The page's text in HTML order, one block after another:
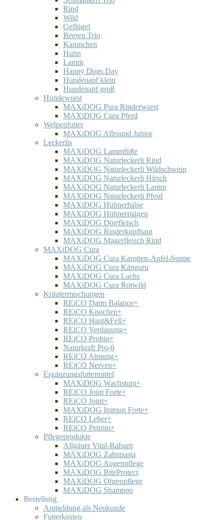
Rind
Wild
Geflügel
Beeren Trio
Kaninchen
Huhn
Lamm
Happy Dogs Day
Hundenapf klein
Hundenapf groß
Hundewurst
MAXiDOG Pura Rinderwurst
MAXiDOG Cura Pferd
Welpenfutter
MAXiDOG Allround Junior
Leckerlis
MAXiDOG Lammfüße
MAXiDOG Naturleckerli Rind
MAXiDOG Naturleckerli Wildschwein
MAXiDOG Naturleckerli Hirsch
MAXiDOG Naturleckerli Lamm
MAXiDOG Naturleckerli Pferd
MAXiDOG Hühnerhälse
MAXiDOG Hühnermägen
MAXiDOG Dörrfleisch
MAXiDOG Rinderkopfhaut
MAXiDOG Magerfleisch Rind
MAXiDOG Cura
MAXiDOG Cura Karotten-Apfel-Suppe
MAXiDOG Cura Känguru
MAXiDOG Cura Lachs
MAXiDOG Cura Rotwild
Kräutermischungen
REiCO Darm Balance+
REiCO Knochen+
REiCO Haut&Fell+
REiCO Verdauung+
REiCO Probio+
Naturkraft Pro-6
REiCO Atmung+
REiCO Nerven+
Ergänzungsfuttermittel
MAXiDOG Wachstum+
REiCO Joint Forte+
REiCO Joint+
MAXiDOG Immun Forte+
REiCO Leber+
REiCO Petmin+
Pflegeprodukte
Allgäuer Vital-Balsam
MAXiDOG Zahnpasta
MAXiDOG Augenpflege
MAXiDOG BiteProtect
MAXiDOG Ohrenpflege
MAXiDOG Shampoo
Bestellung
Anmeldung als Neukunde
Futterkosten